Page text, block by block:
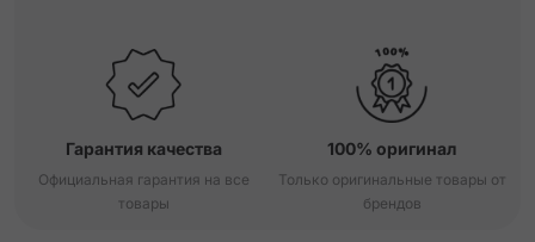
Гарантия качества
Официальная гарантия на все
товары
100% оригинал
Только оригинальные товары от
брендов